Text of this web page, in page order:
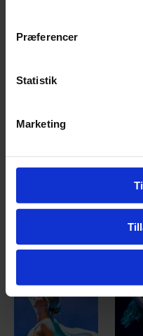
Præferencer
Statistik
Marketing